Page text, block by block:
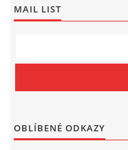
MAIL LIST
OBLÍBENÉ ODKAZY